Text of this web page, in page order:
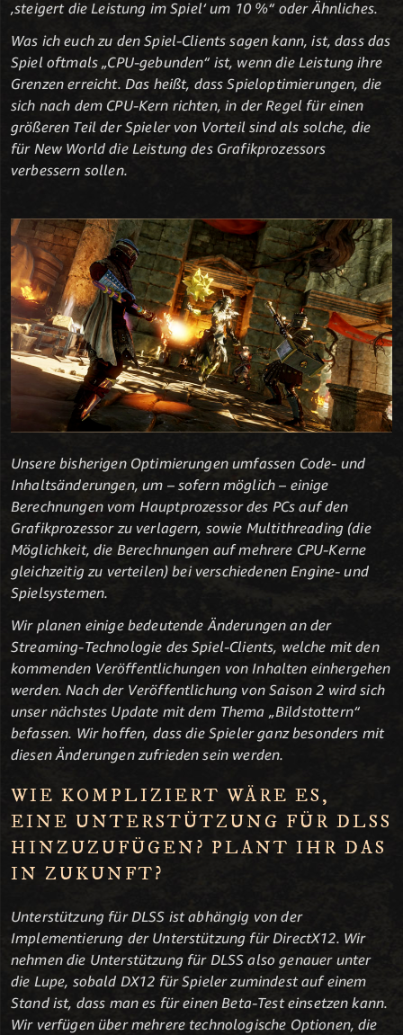
‚steigert die Leistung im Spiel‘ um 10 %“ oder Ähnliches.
Was ich euch zu den Spiel-Clients sagen kann, ist, dass das
Spiel oftmals „CPU-gebunden“ ist, wenn die Leistung ihre
Grenzen erreicht. Das heißt, dass Spieloptimierungen, die
sich nach dem CPU-Kern richten, in der Regel für einen
größeren Teil der Spieler von Vorteil sind als solche, die
für New World die Leistung des Grafikprozessors
verbessern sollen.
Unsere bisherigen Optimierungen umfassen Code- und
Inhaltsänderungen, um – sofern möglich – einige
Berechnungen vom Hauptprozessor des PCs auf den
Grafikprozessor zu verlagern, sowie Multithreading (die
Möglichkeit, die Berechnungen auf mehrere CPU-Kerne
gleichzeitig zu verteilen) bei verschiedenen Engine- und
Spielsystemen.
Wir planen einige bedeutende Änderungen an der
Streaming-Technologie des Spiel-Clients, welche mit den
kommenden Veröffentlichungen von Inhalten einhergehen
werden. Nach der Veröffentlichung von Saison 2 wird sich
unser nächstes Update mit dem Thema „Bildstottern“
befassen. Wir hoffen, dass die Spieler ganz besonders mit
diesen Änderungen zufrieden sein werden.
WIE KOMPLIZIERT WÄRE ES,
EINE UNTERSTÜTZUNG FÜR DLSS
HINZUZUFÜGEN? PLANT IHR DAS
IN ZUKUNFT?
Unterstützung für DLSS ist abhängig von der
Implementierung der Unterstützung für DirectX12. Wir
nehmen die Unterstützung für DLSS also genauer unter
die Lupe, sobald DX12 für Spieler zumindest auf einem
Stand ist, dass man es für einen Beta-Test einsetzen kann.
Wir verfügen über mehrere technologische Optionen, die